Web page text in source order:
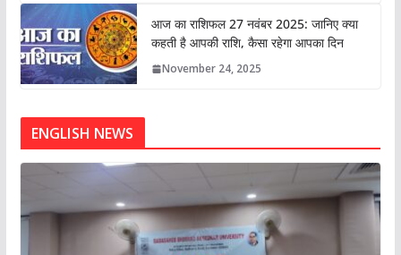
आज का राशिफल 27 नवंबर 2025: जानिए क्या
कहती है आपकी राशि, कैसा रहेगा आपका दिन
November 24, 2025
ENGLISH NEWS